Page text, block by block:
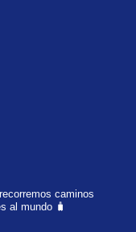
caminos
al mundo 🧳